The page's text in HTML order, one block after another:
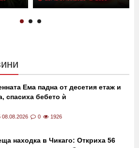
Ема падна от десетия етаж и
спасиха бебето ѝ
08.08.2026 0 1926
находка в Чикаго: Откриха 56